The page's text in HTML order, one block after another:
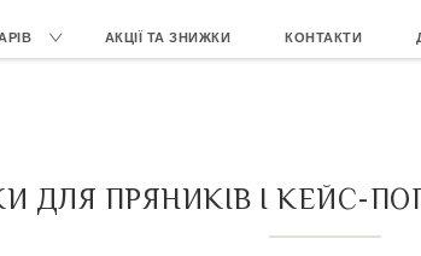
АКЦІЇ ТА ЗНИЖКИ КОНТАКТИ
ДЛЯ ПРЯНИКІВ І КЕЙС-